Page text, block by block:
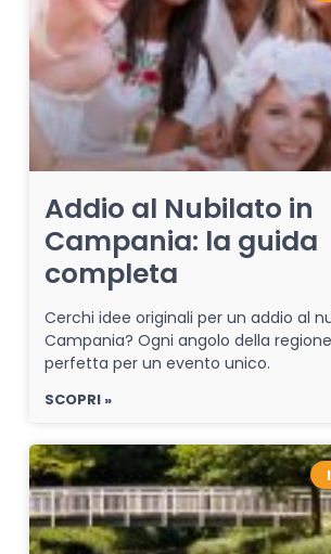
Addio al Nubilato in
Campania: la guida
completa
Cerchi idee originali per un addio al
Campania? Ogni angolo della
perfetta per un evento unico.
SCOPRI »